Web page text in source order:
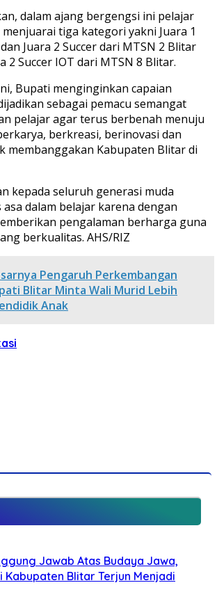
dalam ajang bergengsi ini pelajar
tiga kategori yakni Juara 1
Juara 2 Succer dari MTSN 2 Blitar
2 Succer IOT dari MTSN 8 Blitar.
Bupati menginginkan capaian
sebagai pemacu semangat
pelajar agar terus berbenah menuju
berkreasi, berinovasi dan
membanggakan Kabupaten Blitar di
kepada seluruh generasi muda
dalam belajar karena dengan
pengalaman berharga guna
berkualitas. AHS/RIZ
Pengaruh Perkembangan
Blitar Minta Wali Murid Lebih
Anak
Jawab Atas Budaya Jawa,
Kabupaten Blitar Terjun Menjadi